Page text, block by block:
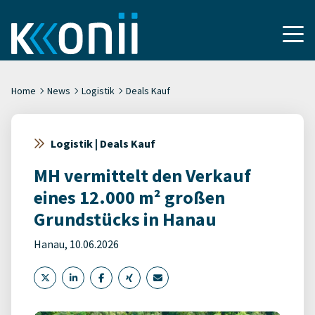
Home News Logistik Deals Kauf
Logistik | Deals Kauf
MH vermittelt den Verkauf
eines 12.000 m² großen
Grundstücks in Hanau
Hanau, 10.06.2026